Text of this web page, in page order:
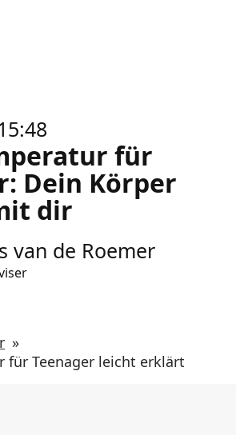
für
Dein Körper
dir
van de Roemer
»
für Teenager leicht erklärt